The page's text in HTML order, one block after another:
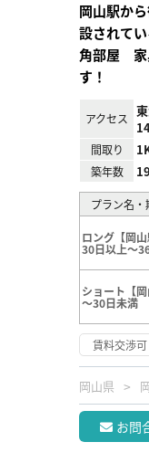
岡山駅か
設されて
角部屋 家
す！
アクセス
間取り
築年数
プラン名・
ロング【岡山
30日以上～
ショート【岡
～30日未満
賃料交渉可
岡山県
お問